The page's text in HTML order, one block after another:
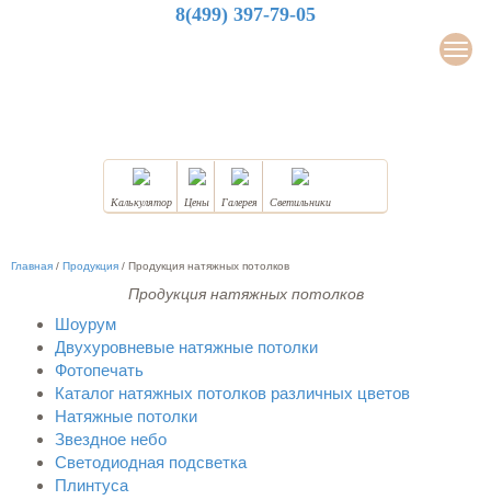
8(499) 397-79-05
Калькулятор Цены Галерея Светильники
Главная / Продукция / Продукция натяжных потолков
Продукция натяжных потолков
Шоурум
Двухуровневые натяжные потолки
Фотопечать
Каталог натяжных потолков различных цветов
Натяжные потолки
Звездное небо
Светодиодная подсветка
Плинтуса